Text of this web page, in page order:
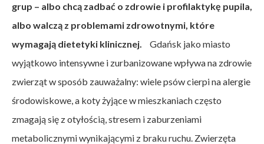
grup – albo chcą zadbać o zdrowie i profilaktykę pupila,
albo walczą z problemami zdrowotnymi, które
wymagają dietetyki klinicznej.
Gdańsk jako miasto
wyjątkowo intensywne i zurbanizowane wpływa na zdrowie
zwierząt w sposób zauważalny: wiele psów cierpi na alergie
środowiskowe, a koty żyjące w mieszkaniach często
zmagają się z otyłością, stresem i zaburzeniami
metabolicznymi wynikającymi z braku ruchu. Zwierzęta